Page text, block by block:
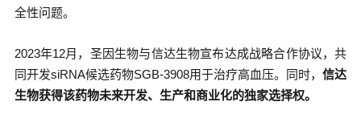
全性问题。
2023年12月，圣因生物与信达生物宣布达成战略合作协议，共
同开发siRNA候选药物SGB-3908用于治疗高血压。同时，信达
生物获得该药物未来开发、生产和商业化的独家选择权。